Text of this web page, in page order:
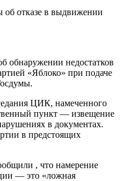
об отказе в выдвижении
обнаружении недостатков
«Яблоко» при подаче
ЦИК, намеченного
пункт — извещение
в документах.
в предстоящих
, что намерение
— это «ложная